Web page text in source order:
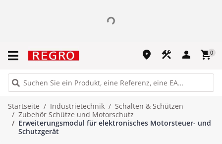
place construction person shopping_cart0
Startseite Industrietechnik
Schalten & Schützen
Zubehör Schütze und Motorschutz
Erweiterungsmodul für elektronisches Motorsteuer- und
Schutzgerät